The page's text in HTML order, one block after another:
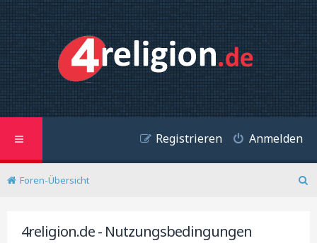
Anmelden
Registrieren
Foren-Übersicht
4religion.de - Nutzungsbedingungen